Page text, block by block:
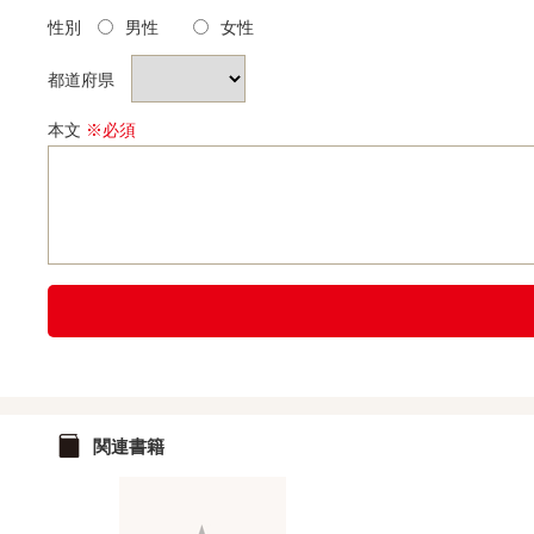
性別 男性 女性
都道府県
本文 ※必須
関連書籍